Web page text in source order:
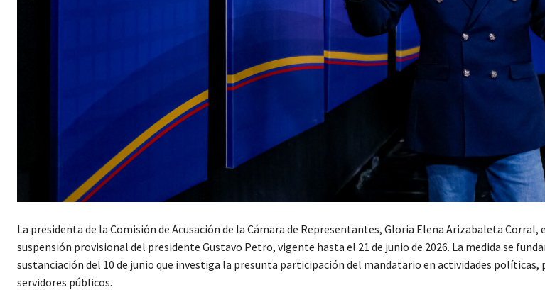
La presidenta de la Comisión de Acusación de la Cámara de Representantes, Gloria Elena Arizabaleta
suspensión provisional del presidente Gustavo Petro, vigente hasta el 21 de junio de 2026. La medida se
sustanciación del 10 de junio que investiga la presunta participación del mandatario en actividades políticas,
servidores públicos.